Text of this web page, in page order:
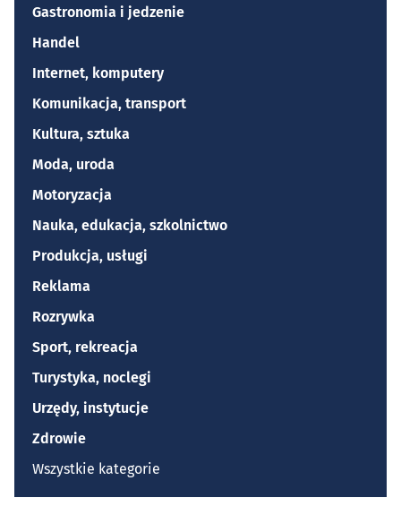
Gastronomia i jedzenie
Handel
Internet, komputery
Komunikacja, transport
Kultura, sztuka
Moda, uroda
Motoryzacja
Nauka, edukacja, szkolnictwo
Produkcja, usługi
Reklama
Rozrywka
Sport, rekreacja
Turystyka, noclegi
Urzędy, instytucje
Zdrowie
Wszystkie kategorie